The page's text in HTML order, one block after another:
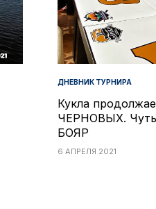
ДНЕВНИК ТУРНИРА
Кукла
ЧЕРНОВЫХ. Чуть
БОЯР
6 АПРЕЛЯ 2021